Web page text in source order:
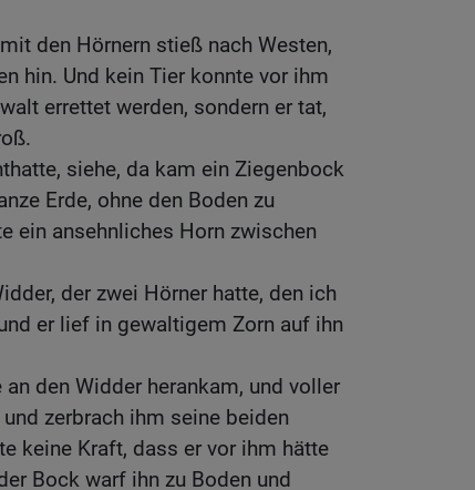
den Hörnern stieß nach Westen,
hin. Und kein Tier konnte vor ihm
errettet werden, sondern er tat,
siehe, da kam ein Ziegenbock
Erde, ohne den Boden zu
ein ansehnliches Horn zwischen
der zwei Hörner hatte, den ich
er lief in gewaltigem Zorn auf ihn
den Widder herankam, und voller
zerbrach ihm seine beiden
keine Kraft, dass er vor ihm hätte
Bock warf ihn zu Boden und